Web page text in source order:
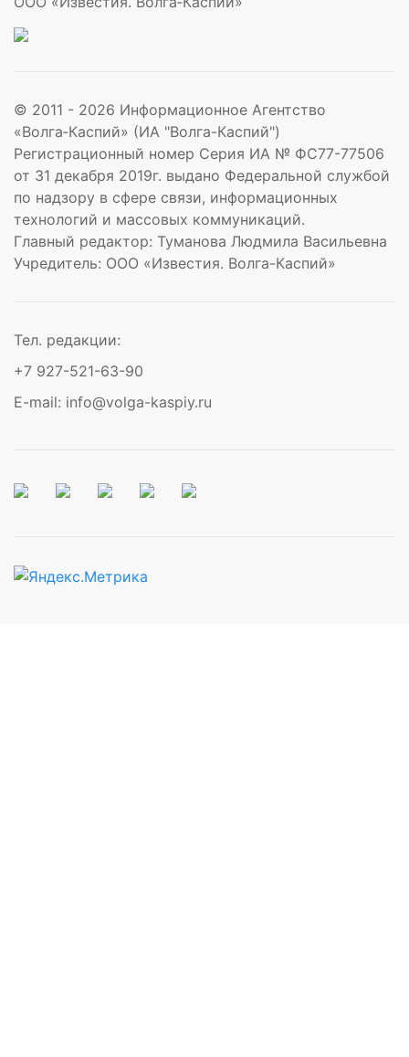
© 2011 - 2026 Информационное Агентство
«Волга‑Каспий» (ИА "Волга-Каспий")
Регистрационный номер Серия ИА № ФС77-77506
от 31 декабря 2019г. выдано Федеральной службой
по надзору в сфере связи, информационных
технологий и массовых коммуникаций.
Главный редактор: Туманова Людмила Васильевна
Учредитель: ООО «Известия. Волга-Каспий»
Тел. редакции:
+7 927-521-63-90
E-mail: info@volga-kaspiy.ru